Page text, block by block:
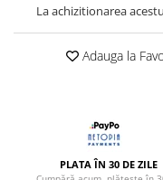
La achizitionarea
Adauga la
PLATA ÎN 30 DE ZILE